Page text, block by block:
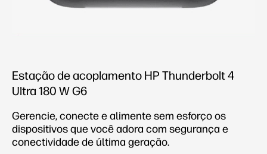
Estação de acoplamento HP Thunderbolt 4
Ultra 180 W G6
Gerencie, conecte e alimente sem esforço os
dispositivos que você adora com segurança e
conectividade de última geração.